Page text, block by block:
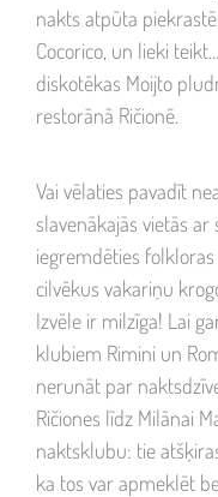
nakts atpūta
Cocorico, un lieki
diskotēkas Moijto
restorānā Ričionē.
Vai vēlaties pavadīt
slavenākajās vietās
iegremdēties
cilvēkus vakariņu
Izvēle ir milzīga! Lai
klubiem Rimini un
nerunāt par
Ričiones līdz Milānai
naktsklubu: tie
ka tos var apmeklēt